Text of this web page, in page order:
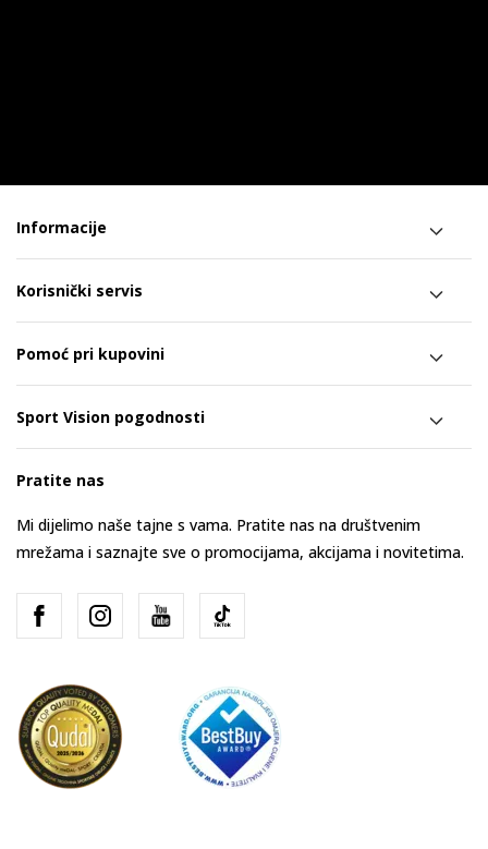
Informacije
Korisnički servis
Pomoć pri kupovini
Sport Vision pogodnosti
Pratite nas
Mi dijelimo naše tajne s vama. Pratite nas na društvenim
mrežama i saznajte sve o promocijama, akcijama i novitetima.